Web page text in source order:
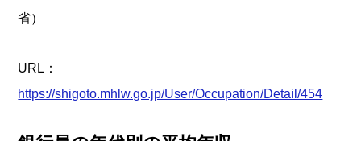
省）
URL：
https://shigoto.mhlw.go.jp/User/Occupation/Detail/454